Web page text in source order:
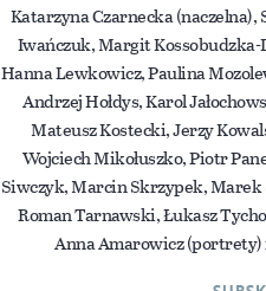
Katarzyna Czarnecka
Iwańczuk, Margit
Hanna Lewkowicz, Paulina
Andrzej Hołdys, Karol
Mateusz Kostecki, Jerzy
Wojciech Mikołuszko, Piotr
Siwczyk, Marcin Skrzypek, Marek
Roman Tarnawski, Łukasz
Anna Amarowicz